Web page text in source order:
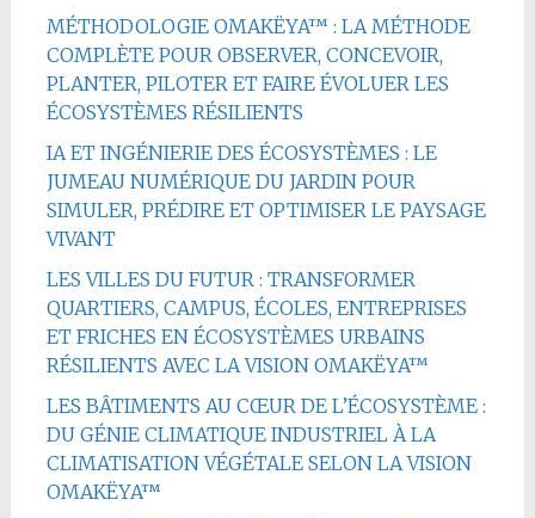
MÉTHODOLOGIE OMAKËYA™ : LA MÉTHODE
COMPLÈTE POUR OBSERVER, CONCEVOIR,
PLANTER, PILOTER ET FAIRE ÉVOLUER LES
ÉCOSYSTÈMES RÉSILIENTS
IA ET INGÉNIERIE DES ÉCOSYSTÈMES : LE
JUMEAU NUMÉRIQUE DU JARDIN POUR
SIMULER, PRÉDIRE ET OPTIMISER LE PAYSAGE
VIVANT
LES VILLES DU FUTUR : TRANSFORMER
QUARTIERS, CAMPUS, ÉCOLES, ENTREPRISES
ET FRICHES EN ÉCOSYSTÈMES URBAINS
RÉSILIENTS AVEC LA VISION OMAKËYA™
LES BÂTIMENTS AU CŒUR DE L’ÉCOSYSTÈME :
DU GÉNIE CLIMATIQUE INDUSTRIEL À LA
CLIMATISATION VÉGÉTALE SELON LA VISION
OMAKËYA™